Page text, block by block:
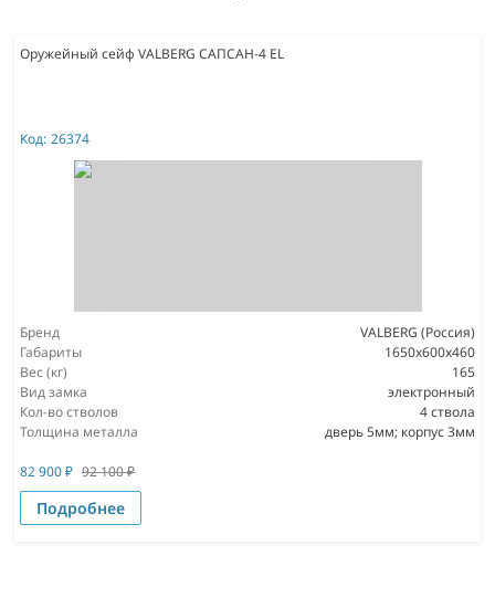
Оружейный сейф VALBERG САПСАН-4 EL
Код: 26374
Бренд
VALBERG (Россия)
Габариты
1650x600x460
Вес (кг)
165
Вид замка
электронный
Кол-во стволов
4 ствола
Толщина металла
дверь 5мм; корпус 3мм
82 900₽ 92 100₽
Подробнее